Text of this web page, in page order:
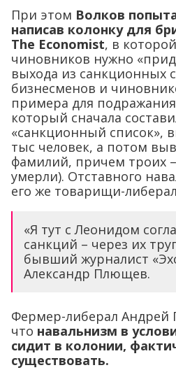
При этом Волков
написав колонку для
The Economist, в
чиновников нужно
выхода из санкционных
бизнесменов и
примера для
который сначала
«санкционный список»,
тыс человек, а потом
фамилий, причем троих
умерли). Отставного
его же товарищи-
«Я тут с Леонидом
санкций – через их
бывший журналист
Александр Плющев.
Фермер-либерал Андрей
что навальнизм в
сидит в колонии,
существовать.